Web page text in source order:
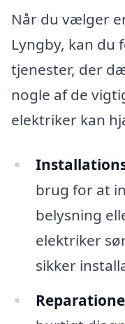
Når du vælger
Lyngby, kan du
tjenester, der
nogle af de
elektriker kan
brug for at
belysning
elektriker
sikker